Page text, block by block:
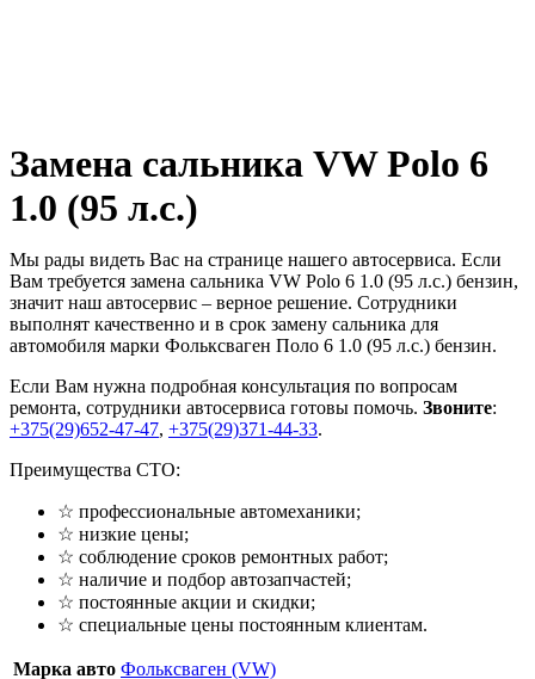
Замена сальника VW Polo 6
1.0 (95 л.с.)
Мы рады видеть Вас на странице нашего автосервиса. Если
Вам требуется замена сальника VW Polo 6 1.0 (95 л.с.) бензин,
значит наш автосервис – верное решение. Сотрудники
выполнят качественно и в срок замену сальника для
автомобиля марки Фольксваген Поло 6 1.0 (95 л.с.) бензин.
Если Вам нужна подробная консультация по вопросам
ремонта, сотрудники автосервиса готовы помочь. Звоните:
+375(29)652-47-47, +375(29)371-44-33.
Преимущества СТО:
☆ профессиональные автомеханики;
☆ низкие цены;
☆ соблюдение сроков ремонтных работ;
☆ наличие и подбор автозапчастей;
☆ постоянные акции и скидки;
☆ специальные цены постоянным клиентам.
Марка авто Фольксваген (VW)